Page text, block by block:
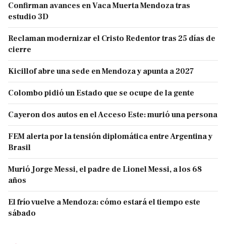
Confirman avances en Vaca Muerta Mendoza tras
estudio 3D
Reclaman modernizar el Cristo Redentor tras 25 días de
cierre
Kicillof abre una sede en Mendoza y apunta a 2027
Colombo pidió un Estado que se ocupe de la gente
Cayeron dos autos en el Acceso Este: murió una persona
FEM alerta por la tensión diplomática entre Argentina y
Brasil
Murió Jorge Messi, el padre de Lionel Messi, a los 68
años
El frío vuelve a Mendoza: cómo estará el tiempo este
sábado